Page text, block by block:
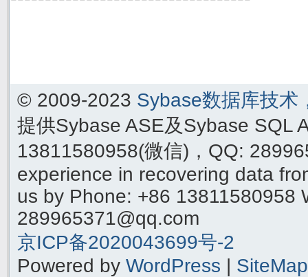
© 2009-2023 Sybase数据库技术
提供Sybase ASE及Sybase SQL
13811580958(微信)，QQ:
experience in recovering data
us by Phone: +86 13811580958
289965371@qq.com
京ICP备2020043699号-2
Powered by WordPress | SiteMap